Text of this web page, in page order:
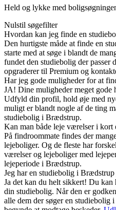
Held og lykke med
Nulstil søgefilter
Hvordan kan jeg finde en
Den hurtigste måde at finde en
starte med at søge i blandt de
fundet den studiebolig der passer
opgraderer til Premium og
Har jeg gode muligheder for at
JA! Dine muligheder meget gode
Udfyld din profil, hold øje med
muligt er blandt nogle af de ting
studiebolig i Brædstrup.
Kan man både leje værelser i
På findroommate findes der
lejeboliger. Og de fleste har
værelser og lejeboliger med
lejeperiode i Brædstrup.
Jeg har en studiebolig i
Ja det kan du helt sikkert! Du kan
din studiebolig. Når den er
alle dem der søger en